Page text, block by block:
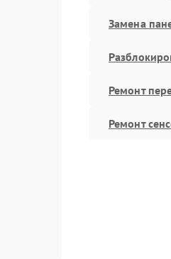
Замена
Ремонт
Ремонт